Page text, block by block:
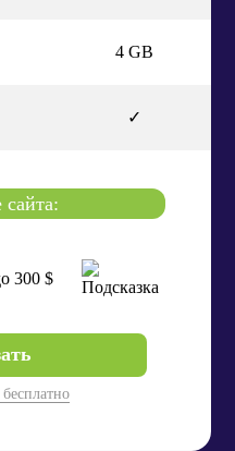
4 GB
✓
300 $